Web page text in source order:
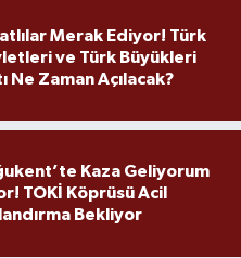
Merak Ediyor! Türk
ve Türk Büyükleri
Ne Zaman Açılacak?
Kaza Geliyorum
TOKİ Köprüsü Acil
Bekliyor